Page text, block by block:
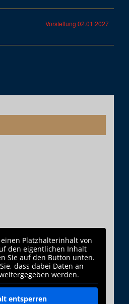
Vorstellung 02.01.2027
Platzhalterinhalt von
den eigentlichen Inhalt
Sie auf den Button unten.
dass dabei Daten an
werden.
entsperren